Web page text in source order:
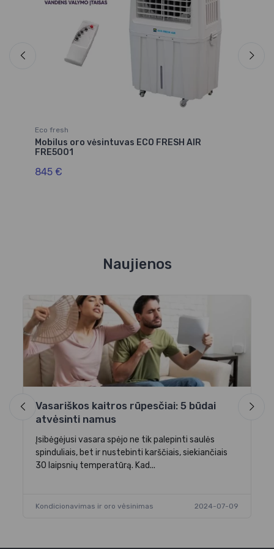
Eco fresh
Mobilus oro vėsintuvas ECO FRESH AIR
FRE5001
845 €
Naujienos
Vasariškos kaitros rūpesčiai: 5 būdai
atvėsinti namus
Įsibėgėjusi vasara spėjo ne tik palepinti saulės
spinduliais, bet ir nustebinti karščiais, siekiančiais
30 laipsnių temperatūrą. Kad...
Kondicionavimas ir oro vėsinimas 2024-07-09